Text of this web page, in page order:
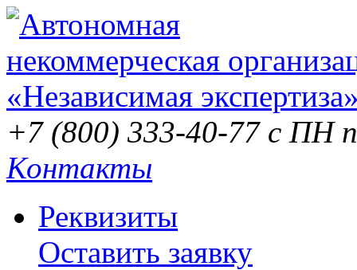
+7 (800) 333-40-77 с ПН
Контакты
Реквизиты
Оставить заявку